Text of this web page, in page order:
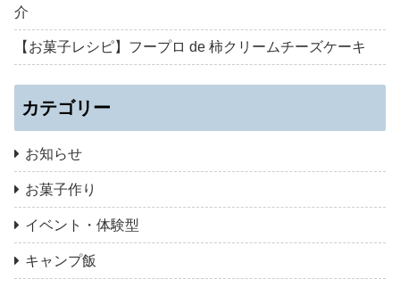
介
【お菓子レシピ】フープロ de 柿クリームチーズケーキ
カテゴリー
お知らせ
お菓子作り
イベント・体験型
キャンプ飯